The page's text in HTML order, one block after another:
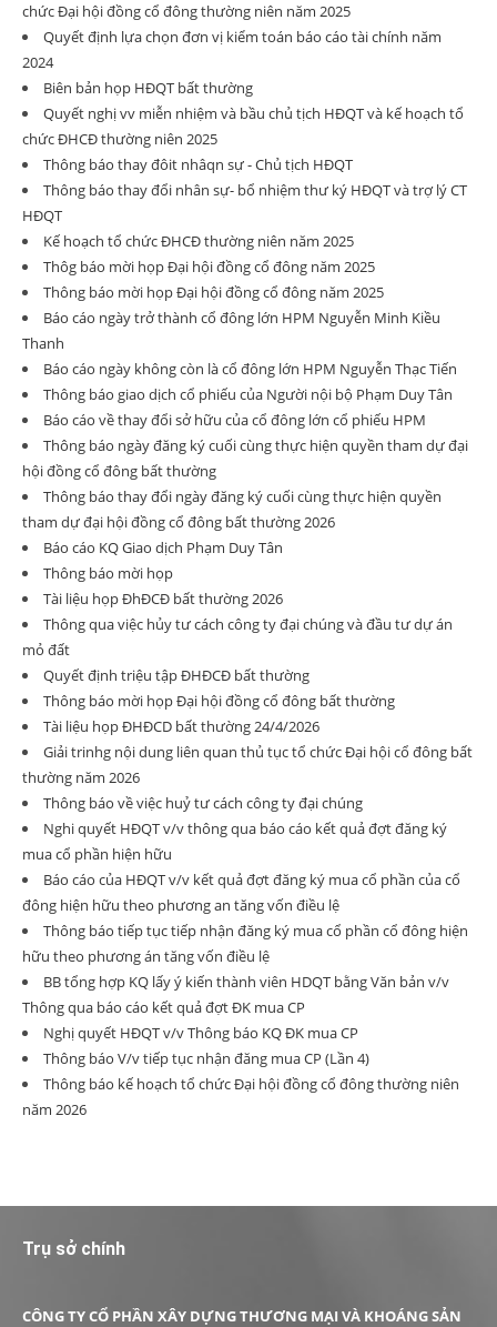
chức Đại hội đồng cổ đông thường niên năm 2025
Quyết định lựa chọn đơn vị kiểm toán báo cáo tài chính năm
2024
Biên bản họp HĐQT bất thường
Quyết nghị vv miễn nhiệm và bầu chủ tịch HĐQT và kế hoạch tổ
chức ĐHCĐ thường niên 2025
Thông báo thay đôit nhâqn sự - Chủ tịch HĐQT
Thông báo thay đổi nhân sự- bổ nhiệm thư ký HĐQT và trợ lý CT
HĐQT
Kế hoạch tổ chức ĐHCĐ thường niên năm 2025
Thôg báo mời họp Đại hội đồng cổ đông năm 2025
Thông báo mời họp Đại hội đồng cổ đông năm 2025
Báo cáo ngày trở thành cổ đông lớn HPM Nguyễn Minh Kiều
Thanh
Báo cáo ngày không còn là cổ đông lớn HPM Nguyễn Thạc Tiến
Thông báo giao dịch cổ phiếu của Người nội bộ Phạm Duy Tân
Báo cáo về thay đổi sở hữu của cổ đông lớn cổ phiếu HPM
Thông báo ngày đăng ký cuối cùng thực hiện quyền tham dự đại
hội đồng cổ đông bất thường
Thông báo thay đổi ngày đăng ký cuối cùng thực hiện quyền
tham dự đại hội đồng cổ đông bất thường 2026
Báo cáo KQ Giao dịch Phạm Duy Tân
Thông báo mời họp
Tài liệu họp ĐhĐCĐ bất thường 2026
Thông qua việc hủy tư cách công ty đại chúng và đầu tư dự án
mỏ đất
Quyết định triệu tập ĐHĐCĐ bất thường
Thông báo mời họp Đại hội đồng cổ đông bất thường
Tài liệu họp ĐHĐCD bất thường 24/4/2026
Giải trinhg nội dung liên quan thủ tục tổ chức Đại hội cổ đông bất
thường năm 2026
Thông báo về việc huỷ tư cách công ty đại chúng
Nghi quyết HĐQT v/v thông qua báo cáo kết quả đợt đăng ký
mua cổ phần hiện hữu
Báo cáo của HĐQT v/v kết quả đợt đăng ký mua cổ phần của cổ
đông hiện hữu theo phương an tăng vốn điều lệ
Thông báo tiếp tục tiếp nhận đăng ký mua cổ phần cổ đông hiện
hữu theo phương án tăng vốn điều lệ
BB tổng hợp KQ lấy ý kiến thành viên HDQT bằng Văn bản v/v
Thông qua báo cáo kết quả đợt ĐK mua CP
Nghị quyết HĐQT v/v Thông báo KQ ĐK mua CP
Thông báo V/v tiếp tục nhận đăng mua CP (Lần 4)
Thông báo kế hoạch tổ chức Đại hội đồng cổ đông thường niên
năm 2026
Trụ sở chính
CÔNG TY CỔ PHẦN XÂY DỰNG THƯƠNG MẠI VÀ KHOÁNG SẢN